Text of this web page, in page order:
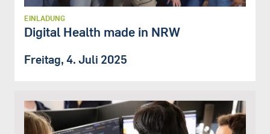
EINLADUNG
Digital Health made in NRW
Freitag, 4. Juli 2025